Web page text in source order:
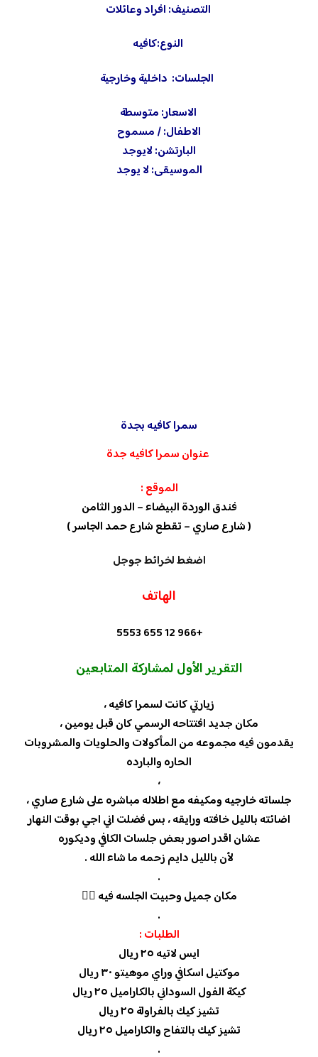
التصنيف: افراد وعائلات
النوع:كافيه
الجلسات: داخلية وخارجية
الاسعار: متوسطة
الاطفال: / مسموح
البارتشن: لايوجد
الموسيقى: لا يوجد
سمرا كافيه بجدة
عنوان سمرا كافيه جدة
الموقع :
فندق الوردة البيضاء – الدور الثامن
( شارع صاري – تقطع شارع حمد الجاسر )
اضغط لخرائط جوجل
الهاتف
+966 12 655 5553
التقرير الأول لمشاركة المتابعين
زيارتي كانت لسمرا كافيه ،
مكان جديد افتتاحه الرسمي كان قبل يومين ،
يقدمون فيه مجموعه من المأكولات والحلويات والمشروبات
الحاره والبارده
،
جلساته خارجيه ومكيفه مع اطلاله مباشره على شارع صاري ،
اضائته بالليل خافته ورايقه ، بس فضلت اني اجي بوقت النهار
عشان اقدر اصور بعض جلسات الكافي وديكوره
لأن بالليل دايم زحمه ما شاء الله .
.
مكان جميل وحبيت الجلسه فيه 👍🏻
.
الطلبات :
ايس لاتيه ٢٥ ريال
موكتيل اسكافي وراي موهيتو ٣٠ ريال
كيكة الفول السوداني بالكاراميل ٢٥ ريال
تشيز كيك بالفراولة ٢٥ ريال
تشيز كيك بالتفاح والكاراميل ٢٥ ريال
.